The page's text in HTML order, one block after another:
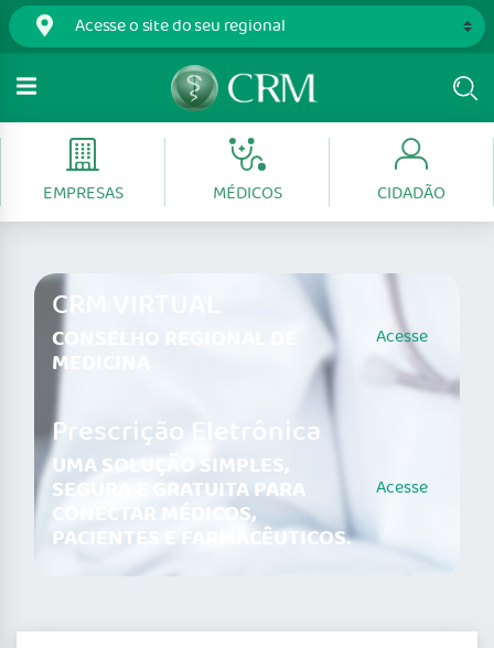
EMPRESAS MÉDICOS CIDADÃO
CRM VIRTUAL
CONSELHO REGIONAL DE
MEDICINA
Acesse
Prescrição Eletrônica
UMA SOLUÇÃO SIMPLES,
SEGURA E GRATUITA PARA
CONECTAR MÉDICOS,
PACIENTES E FARMACÊUTICOS.
Acesse